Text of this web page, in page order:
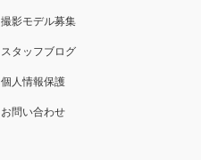
撮影モデル募集
スタッフブログ
個人情報保護
お問い合わせ